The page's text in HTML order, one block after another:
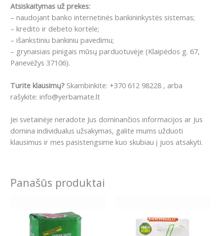
Atsiskaitymas už prekes:
– naudojant banko internetinės bankininkystės sistemas;
– kredito ir debeto kortele;
– išankstiniu bankiniu pavedimu;
– grynaisiais pinigais mūsų parduotuvėje (Klaipėdos g. 67,
Panevėžys 37106).
Turite klausimų? Skambinkite: +370 612 98228 , arba
rašykite: info@yerbamate.lt
Jei svetainėje neradote Jus dominančios informacijos ar Jus
domina individualus užsakymas, galite mums užduoti
klausimus ir mes pasistengsime kuo skubiau į juos atsakyti.
Panašūs produktai